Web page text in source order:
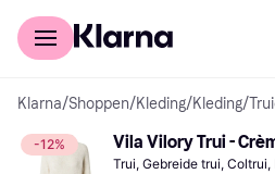
Voor shoppers
Klarna/Shoppen/Kleding/Kleding/
-12% Vila Vilory Trui -
Trui, Gebreide trui,